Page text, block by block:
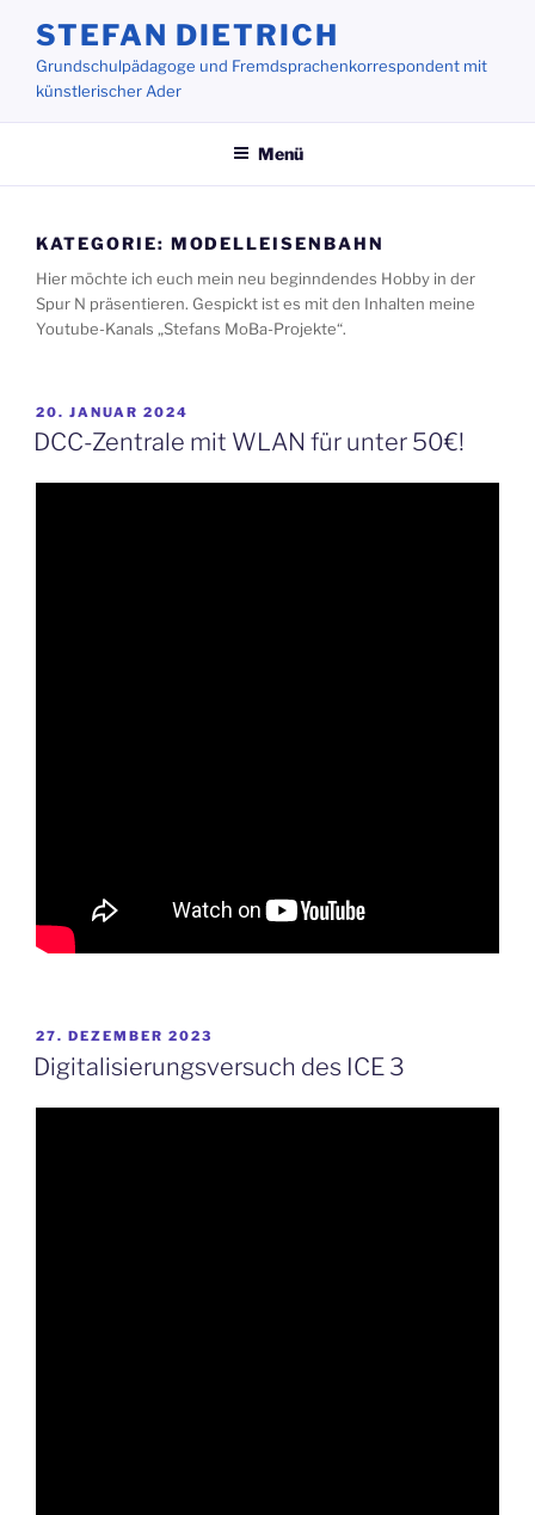
Inhalt
springen
STEFAN DIETRICH
Grundschulpädagoge und Fremdsprachenkorrespondent mit
künstlerischer Ader
Menü
KATEGORIE: MODELLEISENBAHN
Hier möchte ich euch mein neu beginndendes Hobby in der
Spur N präsentieren. Gespickt ist es mit den Inhalten meine
Youtube-Kanals „Stefans MoBa-Projekte“.
VERÖFFENTLICHT
AM
20. JANUAR 2024
DCC-Zentrale mit WLAN für unter 50€!
VERÖFFENTLICHT
AM
27. DEZEMBER 2023
Digitalisierungsversuch des ICE 3